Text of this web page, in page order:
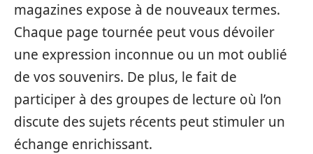
magazines expose à de nouveaux termes.
Chaque page tournée peut vous dévoiler
une expression inconnue ou un mot oublié
de vos souvenirs. De plus, le fait de
participer à des groupes de lecture où l’on
discute des sujets récents peut stimuler un
échange enrichissant.